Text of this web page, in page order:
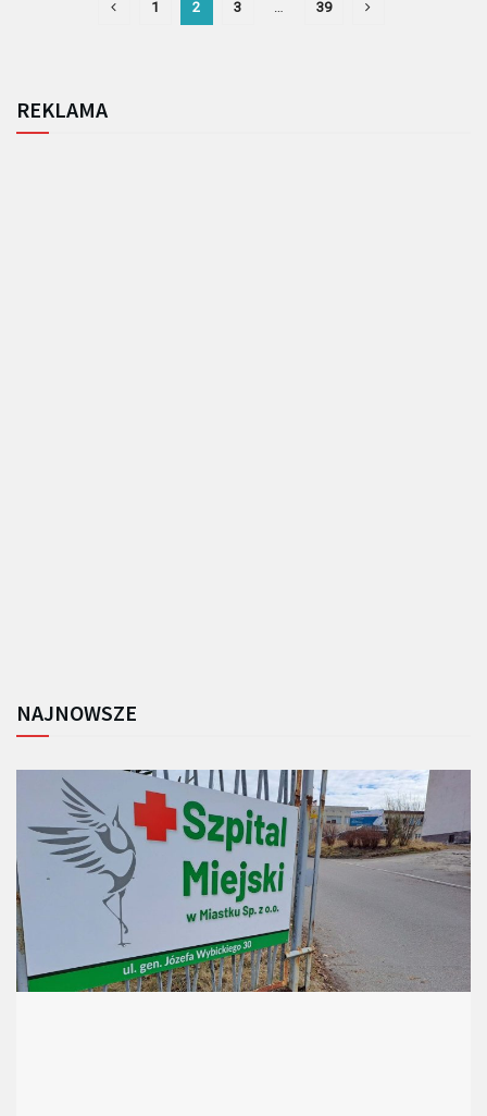
1 2 3 39
REKLAMA
NAJNOWSZE